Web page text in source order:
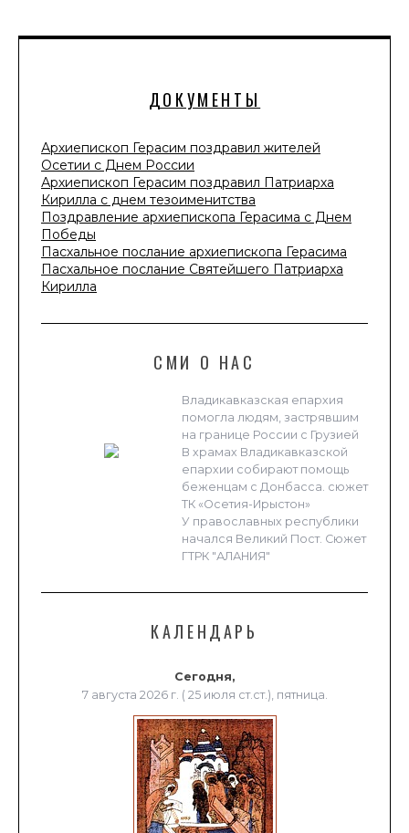
ДОКУМЕНТЫ
Архиепископ Герасим поздравил жителей
Осетии с Днем России
Архиепископ Герасим поздравил Патриарха
Кирилла с днем тезоименитства
Поздравление архиепископа Герасима с Днем
Победы
Пасхальное послание архиепископа Герасима
Пасхальное послание Святейшего Патриарха
Кирилла
СМИ О НАС
Владикавказская епархия
помогла людям, застрявшим
на границе России с Грузией
В храмах Владикавказской
епархии собирают помощь
беженцам с Донбасса. сюжет
ТК «Осетия-Ирыстон»
У православных республики
начался Великий Пост. Сюжет
ГТРК "АЛАНИЯ"
КАЛЕНДАРЬ
Сегодня,
7 августа 2026 г. ( 25 июля ст.ст.), пятница.